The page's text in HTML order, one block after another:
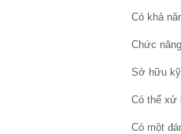
Có khả
Chức
Sở hữu kỹ
Có thể xử
Có một